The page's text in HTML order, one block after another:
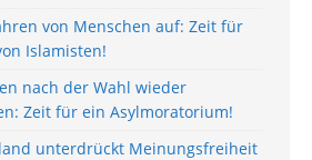
von Menschen auf: Zeit für
Islamisten!
nach der Wahl wieder
Zeit für ein Asylmoratorium!
unterdrückt Meinungsfreiheit